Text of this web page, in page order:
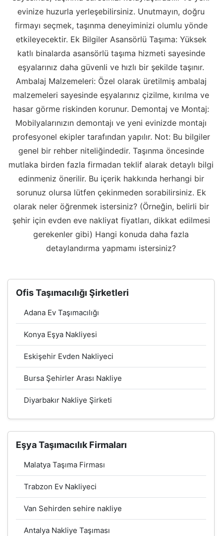
evinize huzurla yerleşebilirsiniz. Unutmayın, doğru
firmayı seçmek, taşınma deneyiminizi olumlu yönde
etkileyecektir. Ek Bilgiler Asansörlü Taşıma: Yüksek
katlı binalarda asansörlü taşıma hizmeti sayesinde
eşyalarınız daha güvenli ve hızlı bir şekilde taşınır.
Ambalaj Malzemeleri: Özel olarak üretilmiş ambalaj
malzemeleri sayesinde eşyalarınız çizilme, kırılma ve
hasar görme riskinden korunur. Demontaj ve Montaj:
Mobilyalarınızın demontajı ve yeni evinizde montajı
profesyonel ekipler tarafından yapılır. Not: Bu bilgiler
genel bir rehber niteliğindedir. Taşınma öncesinde
mutlaka birden fazla firmadan teklif alarak detaylı bilgi
edinmeniz önerilir. Bu içerik hakkında herhangi bir
sorunuz olursa lütfen çekinmeden sorabilirsiniz. Ek
olarak neler öğrenmek istersiniz? (Örneğin, belirli bir
şehir için evden eve nakliyat fiyatları, dikkat edilmesi
gerekenler gibi) Hangi konuda daha fazla
detaylandırma yapmamı istersiniz?
Ofis Taşımacılığı Şirketleri
Adana Ev Taşımacılığı
Konya Eşya Nakliyesi
Eskişehir Evden Nakliyeci
Bursa Şehirler Arası Nakliye
Diyarbakır Nakliye Şirketi
Eşya Taşımacılık Firmaları
Malatya Taşıma Firması
Trabzon Ev Nakliyeci
Van Sehirden sehire nakliye
Antalya Nakliye Taşıması